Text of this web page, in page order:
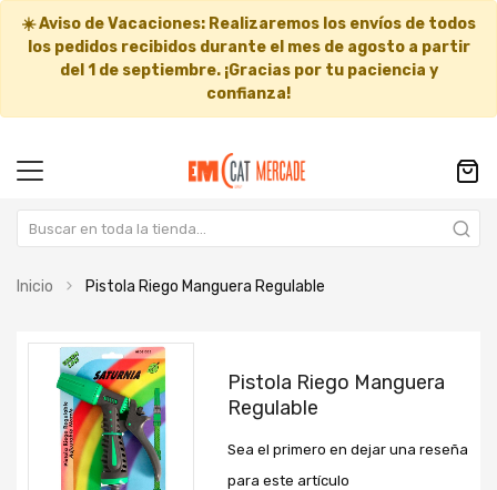
☀️Aviso de Vacaciones: Realizaremos los envíos de todos
los pedidos recibidos durante el mes de agosto a partir
del 1 de septiembre. ¡Gracias por tu paciencia y
confianza!
Inicio Pistola Riego Manguera Regulable
Saltar
galería
comienzo
galería
Pistola Riego Manguera
Regulable
Sea el primero en dejar una reseña
para este artículo